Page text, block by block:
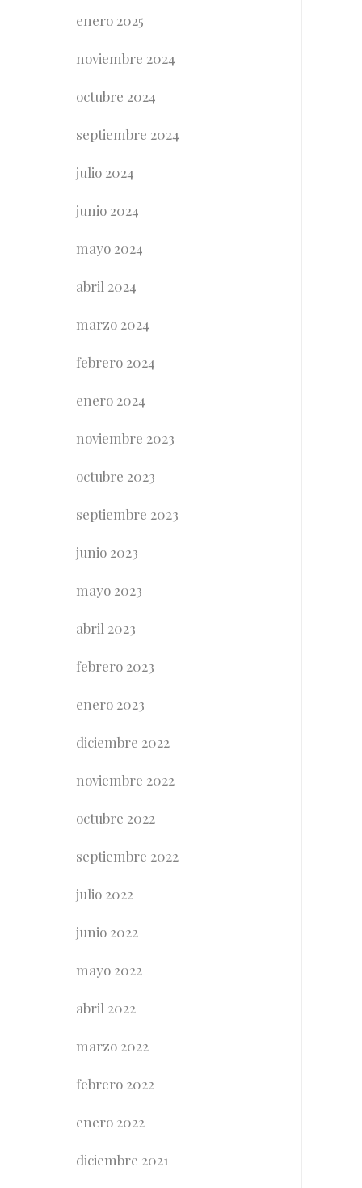
enero 2025
noviembre 2024
octubre 2024
septiembre 2024
julio 2024
junio 2024
mayo 2024
abril 2024
marzo 2024
febrero 2024
enero 2024
noviembre 2023
octubre 2023
septiembre 2023
junio 2023
mayo 2023
abril 2023
febrero 2023
enero 2023
diciembre 2022
noviembre 2022
octubre 2022
septiembre 2022
julio 2022
junio 2022
mayo 2022
abril 2022
marzo 2022
febrero 2022
enero 2022
diciembre 2021